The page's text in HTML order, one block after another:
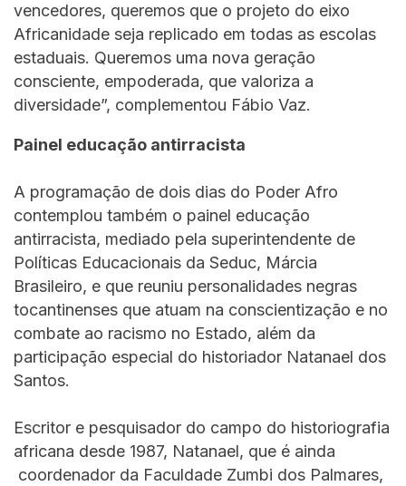
vencedores, queremos que o projeto do eixo
Africanidade seja replicado em todas as escolas
estaduais. Queremos uma nova geração
consciente, empoderada, que valoriza a
diversidade”, complementou Fábio Vaz.
Painel educação antirracista
A programação de dois dias do Poder Afro
contemplou também o painel educação
antirracista, mediado pela superintendente de
Políticas Educacionais da Seduc, Márcia
Brasileiro, e que reuniu personalidades negras
tocantinenses que atuam na conscientização e no
combate ao racismo no Estado, além da
participação especial do historiador Natanael dos
Santos.
Escritor e pesquisador do campo do historiografia
africana desde 1987, Natanael, que é ainda
coordenador da Faculdade Zumbi dos Palmares,